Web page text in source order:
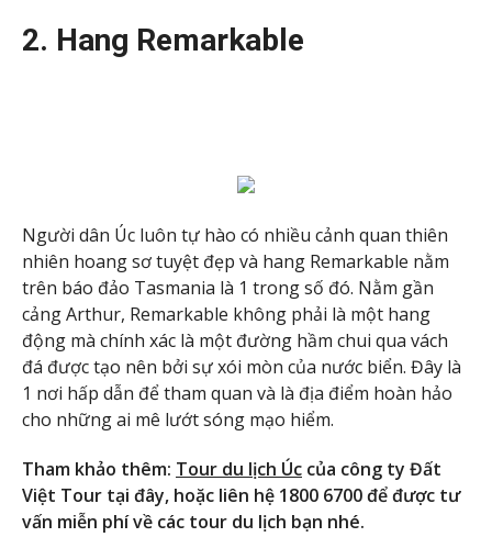
2. Hang Remarkable
Người dân Úc luôn tự hào có nhiều cảnh quan thiên
nhiên hoang sơ tuyệt đẹp và hang Remarkable nằm
trên báo đảo Tasmania là 1 trong số đó. Nằm gần
cảng Arthur, Remarkable không phải là một hang
động mà chính xác là một đường hầm chui qua vách
đá được tạo nên bởi sự xói mòn của nước biển. Đây là
1 nơi hấp dẫn để tham quan và là địa điểm hoàn hảo
cho những ai mê lướt sóng mạo hiểm.
Tham khảo thêm: Tour du lịch Úc của công ty Đất
Việt Tour tại đây, hoặc liên hệ 1800 6700 để được tư
vấn miễn phí về các tour du lịch bạn nhé.